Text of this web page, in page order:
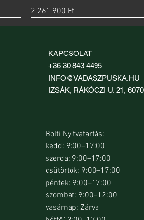
Ár
2 261 900 Ft
Gyorsnézet
Beretta Optima-Choke HP Modified
szűkítés 12-es kaliberhez
17 600 Ft
Gyorsnézet
Beretta Barrel Rest csőtámasz
11 950 Ft
KAPCSOLAT
+36 30 843 4495
INFO@VADASZPUSKA.HU
IZSÁK, RÁKÓCZI U. 21, 6070
Bolti Nyitvatartás:
kedd: 9:00–17:00
szerda: 9:00–17:00
csütörtök: 9:00–17:00
péntek: 9:00–17:00
szombat: 9:00–12:00
vasárnap: Zárva